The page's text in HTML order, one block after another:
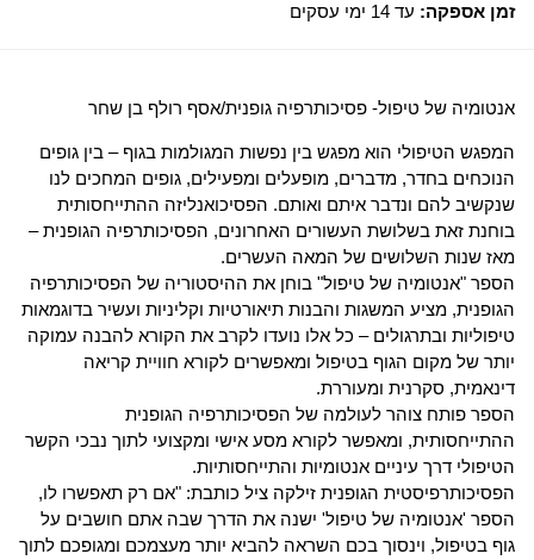
זמן אספקה: עד 14 ימי עסקים
אנטומיה של טיפול- פסיכותרפיה גופנית/אסף רולף בן שחר
המפגש הטיפולי הוא מפגש בין נפשות המגולמות בגוף – בין גופים
הנוכחים בחדר, מדברים, מופעלים ומפעילים, גופים המחכים לנו
שנקשיב להם ונדבר איתם ואותם. הפסיכואנליזה ההתייחסותית
בוחנת זאת בשלושת העשורים האחרונים, הפסיכותרפיה הגופנית –
מאז שנות השלושים של המאה העשרים.
הספר "אנטומיה של טיפול" בוחן את ההיסטוריה של הפסיכותרפיה
הגופנית, מציע המשגות והבנות תיאורטיות וקליניות ועשיר בדוגמאות
טיפוליות ובתרגולים – כל אלו נועדו לקרב את הקורא להבנה עמוקה
יותר של מקום הגוף בטיפול ומאפשרים לקורא חוויית קריאה
דינאמית, סקרנית ומעוררת.
הספר פותח צוהר לעולמה של הפסיכותרפיה הגופנית
ההתייחסותית, ומאפשר לקורא מסע אישי ומקצועי לתוך נבכי הקשר
הטיפולי דרך עיניים אנטומיות והתייחסותיות.
הפסיכותרפיסטית הגופנית זילקה ציל כותבת: "אם רק תאפשרו לו,
הספר 'אנטומיה של טיפול' ישנה את הדרך שבה אתם חושבים על
גוף בטיפול, וינסוך בכם השראה להביא יותר מעצמכם ומגופכם לתוך